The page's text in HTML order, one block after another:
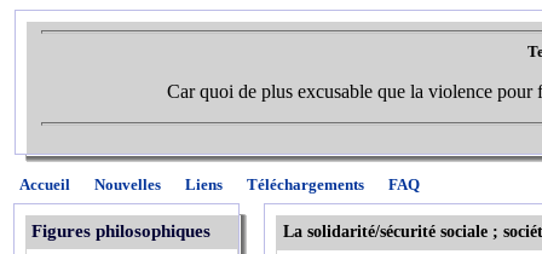
Car quoi de plus excusable que la violence
Accueil Nouvelles Liens Téléchargements FAQ
Figures philosophiques La solidarité/sécurité sociale ;